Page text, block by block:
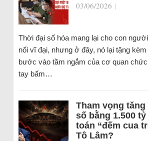
03/06/2026 |
Thời đại số hóa mang lại cho con
nối vĩ đại, nhưng ở đây, nó lại tặng
bước vào tầm ngắm của cơ quan
tay bấm…
Tham vọng
số bằng 1.500 tỷ
toán “đếm cua
Tô Lâm?